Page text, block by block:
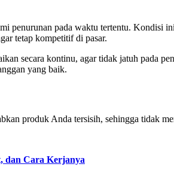
penurunan pada waktu tertentu.
tetap kompetitif di pasar.
secara kontinu, agar tidak jatuh pada
yang baik.
produk Anda tersisih, sehingga tidak
dan Cara Kerjanya